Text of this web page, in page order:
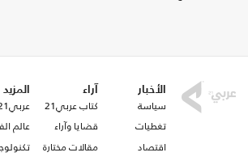
الأخبار
سياسة
تغطيات
اقتصاد
آراء
كتاب عربي21
قضايا وآراء
مقالات مختارة
المزيد
عربي21 TV
عالم